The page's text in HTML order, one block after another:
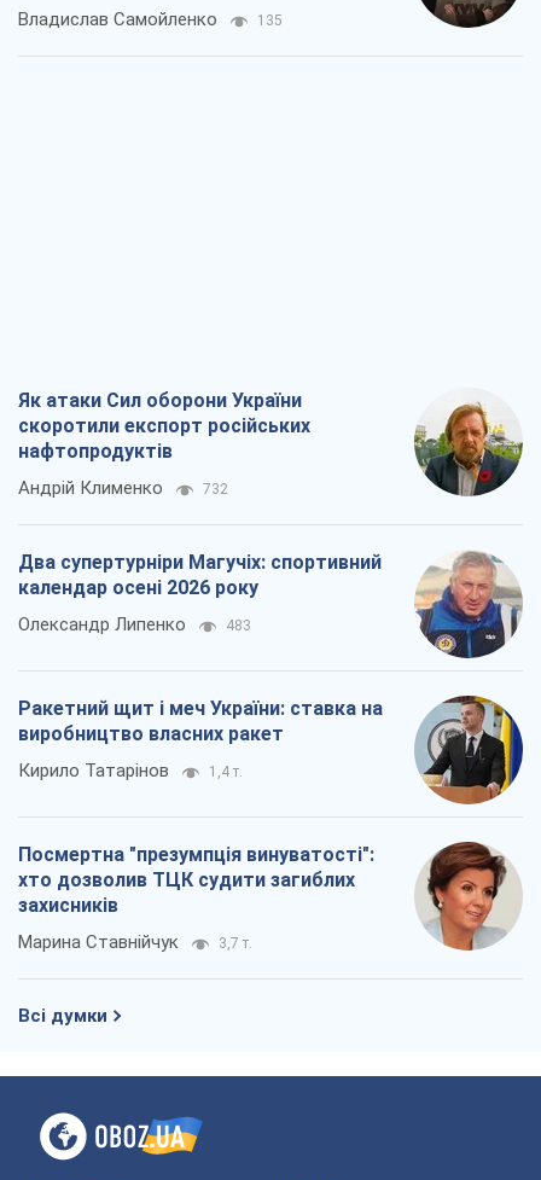
Владислав Самойленко 135
Як атаки Сил оборони України
скоротили експорт російських
нафтопродуктів
Андрій Клименко 732
Два супертурніри Магучіх: спортивний
календар осені 2026 року
Олександр Липенко 483
Ракетний щит і меч України: ставка на
виробництво власних ракет
Кирило Татарінов 1,4 т.
Посмертна "презумпція винуватості":
хто дозволив ТЦК судити загиблих
захисників
Марина Ставнійчук 3,7 т.
Всі думки